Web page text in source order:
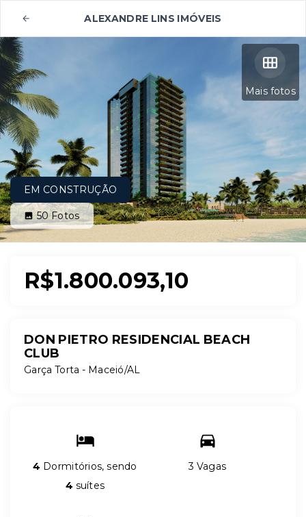
ALEXANDRE LINS IMÓVEIS
Mais fotos
EM CONSTRUÇÃO
50Fotos
R$1.800.093,10
DON PIETRO RESIDENCIAL BEACH
CLUB
Garça Torta - Maceió/AL
4 Dormitórios, sendo
4 suítes
3 Vagas